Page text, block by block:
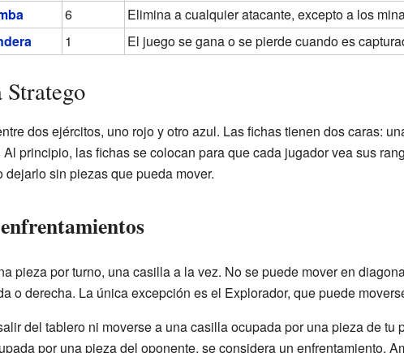
6
Elimina a cualquier atacante, excepto a los
1 El juego se gana o se pierde cuando es
Stratego
dos ejércitos, uno rojo y otro azul. Las fichas tienen dos caras:
principio, las fichas se colocan para que cada jugador vea sus
sin piezas que pueda mover.
pieza por turno, una casilla a la vez. No se puede mover en
o derecha. La única excepción es el Explorador, que puede
del tablero ni moverse a una casilla ocupada por una pieza de tu
por una pieza del oponente, se considera un enfrentamiento.